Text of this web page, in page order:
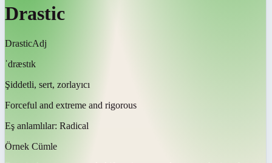
Drastic
DrasticAdj
ˈdræstɪk
Şiddetli, sert, zorlayıcı
Forceful and extreme and rigorous
Eş anlamlılar: Radical
Örnek Cümle